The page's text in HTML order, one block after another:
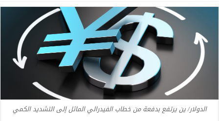
الدولار/ ين يرتفع بدفعة من خطاب الفيدرالي المائل إلى التشديد الكمي